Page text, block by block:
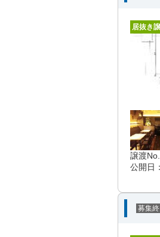
居抜き
譲渡
公開日
募集終